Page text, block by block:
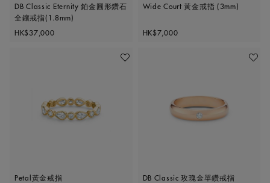
DB Classic Eternity 鉑金圓形鑽石
全鑲戒指(1.8mm)
Original price
HK$37,000
Wide Court 黃金戒指 (3mm)
Original price
HK$7,000
加入喜愛清單
Petal黃金戒指
加入喜
DB Classic 玫瑰金單鑽戒指